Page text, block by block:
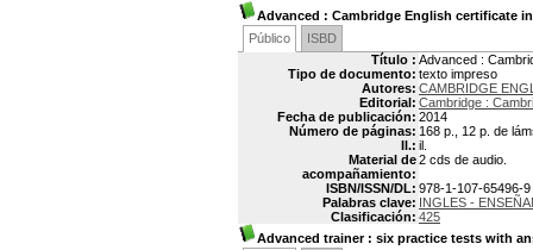
Advanced : Cambridge English certificate
Público
ISBD
Título : Advanced :
Tipo de documento: texto impreso
Autores: CAMBRIDGE
Editorial: Cambridge :
Fecha de publicación: 2014
Número de páginas: 168 p., 12 p. de
Il.: il.
Material de
acompañamiento:
2 cds de audio.
ISBN/ISSN/DL: 978-1-107-65496-9
Palabras clave: INGLES -
Clasificación: 425
Advanced trainer: six practice tests with